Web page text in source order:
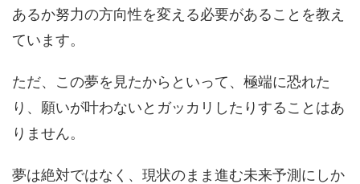
あるか努力の方向性を変える必要があることを教え
ています。
ただ、この夢を見たからといって、極端に恐れた
り、願いが叶わないとガッカリしたりすることはあ
りません。
夢は絶対ではなく、現状のまま進む未来予測にしか